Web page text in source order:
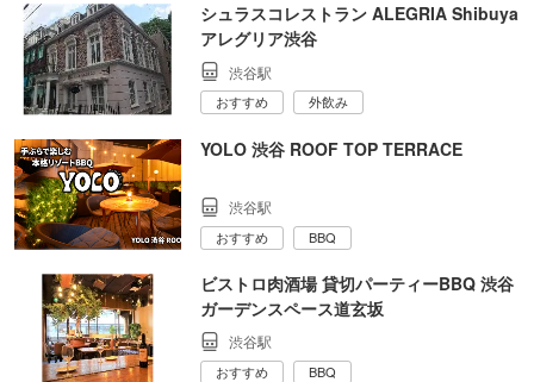
シュラスコレストラン ALEGRIA Shibuya
アレグリア渋谷
渋谷駅
おすすめ 外飲み
YOLO 渋谷 ROOF TOP TERRACE
渋谷駅
おすすめ BBQ
ビストロ肉酒場 貸切パーティーBBQ 渋谷
ガーデンスペース道玄坂
渋谷駅
おすすめ BBQ